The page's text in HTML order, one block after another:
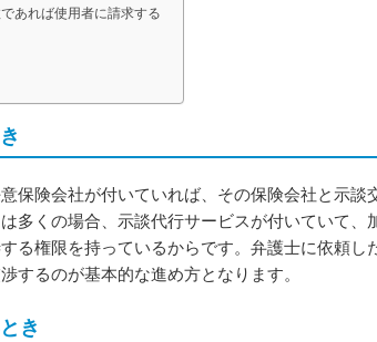
あれば使用者に請求する
保険会社が付いていれば、その保険会社と示談
多くの場合、示談代行サービスが付いていて、
る権限を持っているからです。弁護士に依頼し
するのが基本的な進め方となります。
き